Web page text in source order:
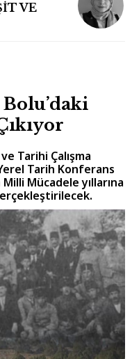
VE
Tarihi Çalışma
Tarih Konferans
Mücadele yıllarına